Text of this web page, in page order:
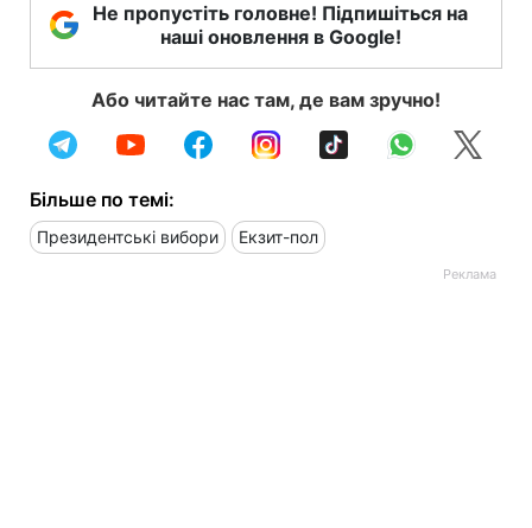
Не пропустіть головне! Підпишіться на
наші оновлення в Google!
Або читайте нас там, де вам зручно!
Більше по темі:
Президентські вибори Екзит-пол